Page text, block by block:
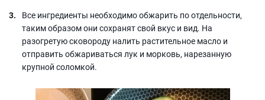
Все ингредиенты необходимо обжарить по отдельности,
таким образом они сохранят свой вкус и вид. На
разогретую сковороду налить растительное масло и
отправить обжариваться лук и морковь, нарезанную
крупной соломкой.